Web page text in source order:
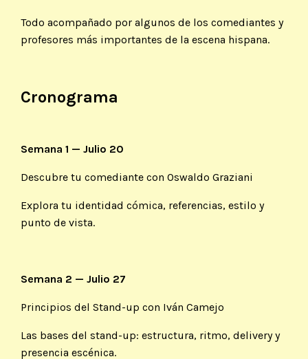
Todo acompañado por algunos de los comediantes y
profesores más importantes de la escena hispana.
Cronograma
Semana 1 — Julio 20
Descubre tu comediante con Oswaldo Graziani
Explora tu identidad cómica, referencias, estilo y
punto de vista.
Semana 2 — Julio 27
Principios del Stand-up con Iván Camejo
Las bases del stand-up: estructura, ritmo, delivery y
presencia escénica.